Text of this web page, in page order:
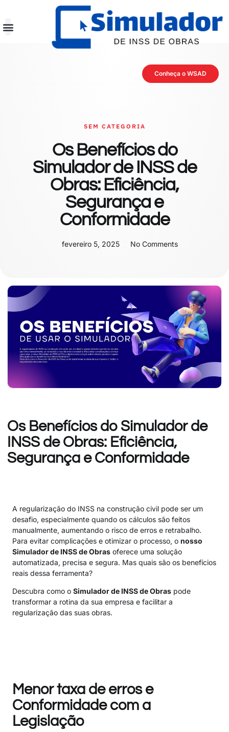
Conheça o WSAD
SEM CATEGORIA
Os Benefícios do
Simulador de INSS de
Obras: Eficiência,
Segurança e
Conformidade
fevereiro 5, 2025 No Comments
Os Benefícios do Simulador de
INSS de Obras: Eficiência,
Segurança e Conformidade
A regularização do INSS na construção civil pode ser um
desafio, especialmente quando os cálculos são feitos
manualmente, aumentando o risco de erros e retrabalho.
Para evitar complicações e otimizar o processo, o nosso
Simulador de INSS de Obras oferece uma solução
automatizada, precisa e segura. Mas quais são os benefícios
reais dessa ferramenta?
Descubra como o Simulador de INSS de Obras pode
transformar a rotina da sua empresa e facilitar a
regularização das suas obras.
Menor taxa de erros e
Conformidade com a
Legislação